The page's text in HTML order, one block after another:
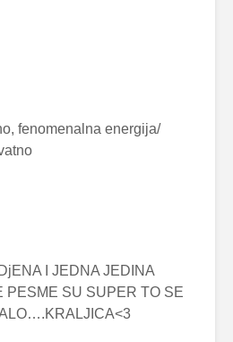
fenomenalna energija/
I JEDNA JEDINA
SU SUPER TO SE